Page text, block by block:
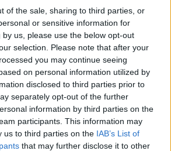
of the sale, sharing to third parties, or
or sensitive information for
us, please use the below opt-out
selection. Please note that after your
you may continue seeing
on personal information utilized by
disclosed to third parties prior to
separately opt-out of the further
information by third parties on the
participants. This information may
us to third parties on the IAB’s List of
that may further disclose it to other
oraz VALORANT Masters Tokyo.
Pomarańczowi bardzo długo byli
EMEA, a pierwszą i jedyną porażkę
finale. Te wszystkie wyniki
Jacoba "miniego" Harrisa,
FNC od samego początku
Teraz jednak umowa 29-
sam zamierza szukać dla siebie
wszystkimi mini nie chce już
by w ten sposób lepiej